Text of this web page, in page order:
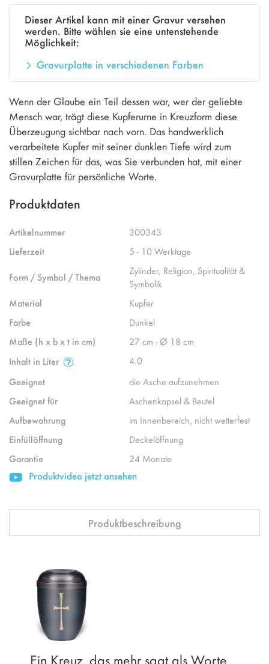
Dieser Artikel kann mit einer Gravur versehen
werden. Bitte wählen sie eine untenstehende
Möglichkeit:
Gravurplatte in verschiedenen Farben
Wenn der Glaube ein Teil dessen war, wer der geliebte
Mensch war, trägt diese Kupferurne in Kreuzform diese
Überzeugung sichtbar nach vorn. Das handwerklich
verarbeitete Kupfer mit seiner dunklen Tiefe wird zum
stillen Zeichen für das, was Sie verbunden hat, mit einer
Gravurplatte für persönliche Worte.
Produktdaten
Artikelnummer
300343
Lieferzeit
5 - 10 Werktage
Form / Symbol / Thema
Zylinder, Religion, Spiritualität &
Symbolik
Material
Kupfer
Farbe
Dunkel
Maße (h x b x t in cm)
27 cm - Ø 18 cm
Inhalt in Liter
4.0
Geeignet
die Asche aufzunehmen
Geeignet für
Aschenkapsel & Beutel
Aufbewahrung
im Innenbereich, nicht wetterfest
Einfüllöffnung
Deckelöffnung
Garantie
24 Monate
Produktvideo jetzt ansehen
Produktbeschreibung
Ein Kreuz, das mehr sagt als Worte